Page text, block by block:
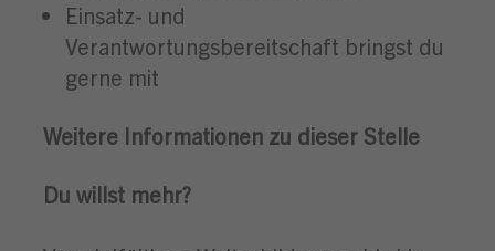
Einsatz- und
Verantwortungsbereitschaft bringst du
gerne mit
Weitere Informationen zu dieser Stelle
Du willst mehr?